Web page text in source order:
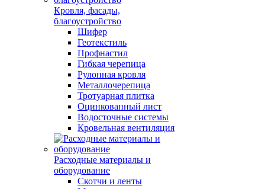
Кровля, фасады,
благоустройство
Шифер
Геотекстиль
Профнастил
Гибкая черепица
Рулонная кровля
Металлочерепица
Тротуарная плитка
Оцинкованный лист
Водосточные системы
Кровельная вентиляция
Расходные материалы и
оборудование
Скотчи и ленты